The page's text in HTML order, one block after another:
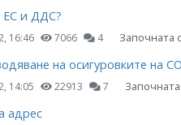
ЕС и ДДС?
16:46 7066 4 Започната
на осигуровките на
14:05 22913 7
адрес